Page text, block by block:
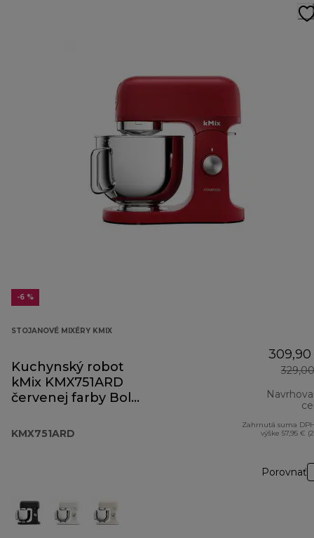
-6 %
STOJANOVÉ MIXÉRY KMIX
Kuchynský robot
kMix KMX751ARD
červenej farby Bold
KMX751ARD
Zahrnutá suma
výške 57,95 €
Porovnať